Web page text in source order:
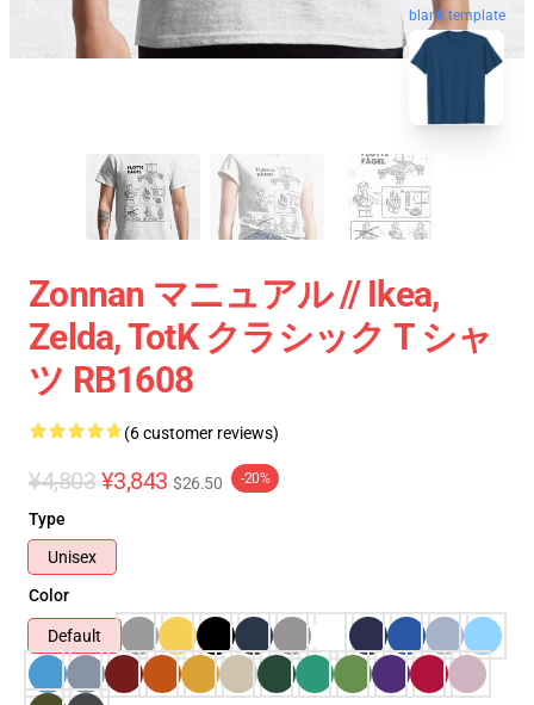
blank template
Zonnan マニュアル // Ikea,
Zelda, TotK クラシック T シャ
ツ RB1608
(6 customer reviews)
¥4,803 ¥3,843 $26.50 -20%
Type
Unisex
Color
Default